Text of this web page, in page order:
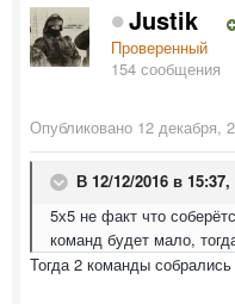
Justik
Проверенный
154 сообщения
Опубликовано 12 декабря,
В 12/12/2016 в 15:37,
5х5 не факт что
команд будет мало,
Тогда 2 команды собрались